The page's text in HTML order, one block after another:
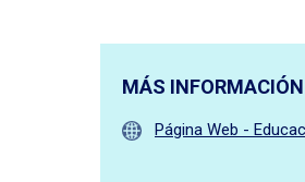
MÁS INFORMACIÓN
Página Web -